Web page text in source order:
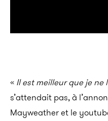
« Il est meilleur que je ne
s’attendait pas, à
Mayweather et le